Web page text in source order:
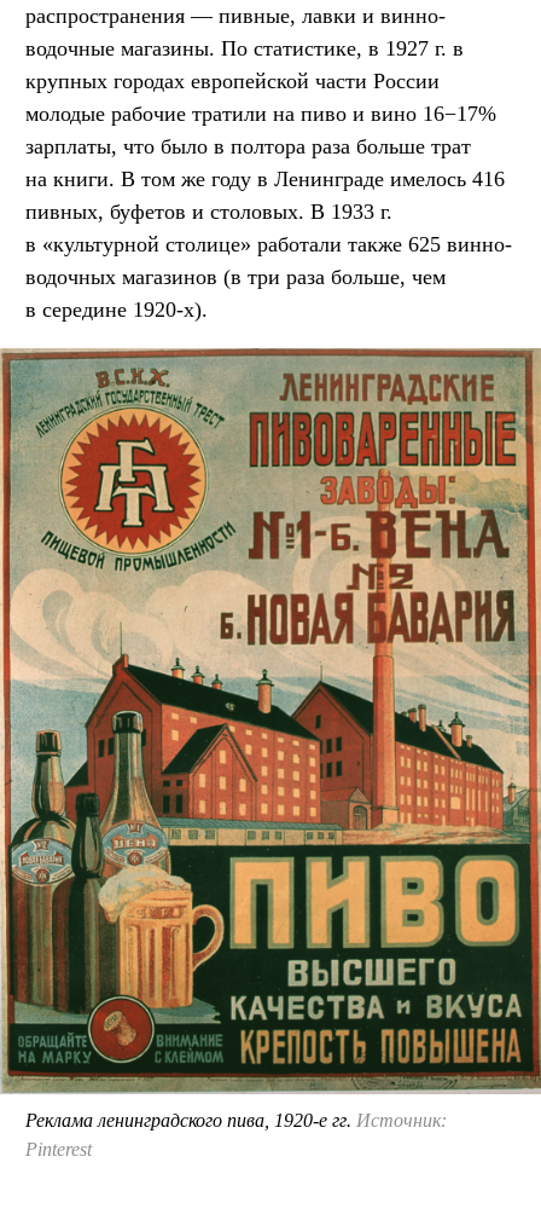
распространения — пивные, лавки и винно-
водочные магазины. По статистике, в 1927 г. в
крупных городах европейской части России
молодые рабочие тратили на пиво и вино 16−17%
зарплаты, что было в полтора раза больше трат
на книги. В том же году в Ленинграде имелось 416
пивных, буфетов и столовых. В 1933 г.
в «культурной столице» работали также 625 винно-
водочных магазинов (в три раза больше, чем
в середине 1920-х).
Реклама ленинградского пива, 1920-е гг. Источник:
Pinterest